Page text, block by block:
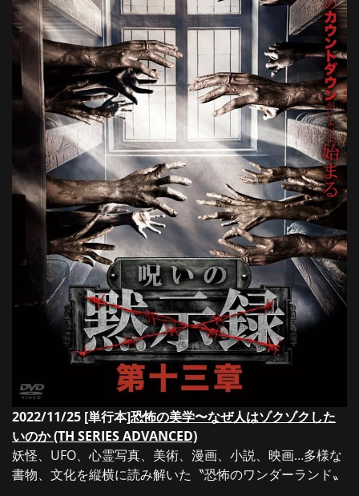
2022/11/25 [単行本]恐怖の美学〜なぜ人はゾクゾクした
いのか (TH SERIES ADVANCED)
妖怪、UFO、心霊写真、美術、漫画、小説、映画…多様な
書物、文化を縦横に読み解いた〝恐怖のワンダーランド〟